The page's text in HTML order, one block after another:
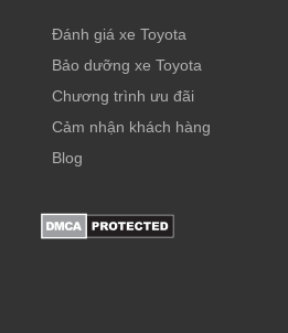
Đánh giá xe Toyota
Bảo dưỡng xe Toyota
Chương trình ưu đãi
Cảm nhận khách hàng
Blog